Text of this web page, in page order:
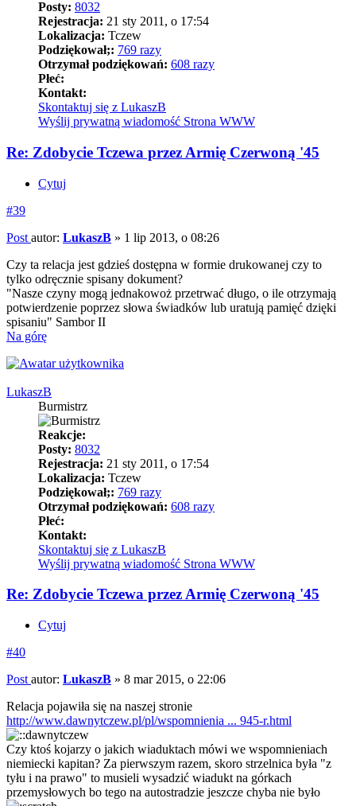
Posty: 8032
Rejestracja: 21 sty 2011, o 17:54
Lokalizacja: Tczew
Podziękował;: 769 razy
Otrzymał podziękowań: 608 razy
Płeć:
Kontakt:
Skontaktuj się z LukaszB
Wyślij prywatną wiadomość Strona WWW
Re: Zdobycie Tczewa przez Armię Czerwoną '45
Cytuj
#39
Post autor: LukaszB » 1 lip 2013, o 08:26
Czy ta relacja jest gdzieś dostępna w formie drukowanej czy to
tylko odręcznie spisany dokument?
"Nasze czyny mogą jednakowoż przetrwać długo, o ile otrzymają
potwierdzenie poprzez słowa świadków lub uratują pamięć dzięki
spisaniu" Sambor II
Na górę
LukaszB
Burmistrz
Reakcje:
Posty: 8032
Rejestracja: 21 sty 2011, o 17:54
Lokalizacja: Tczew
Podziękował;: 769 razy
Otrzymał podziękowań: 608 razy
Płeć:
Kontakt:
Skontaktuj się z LukaszB
Wyślij prywatną wiadomość Strona WWW
Re: Zdobycie Tczewa przez Armię Czerwoną '45
Cytuj
#40
Post autor: LukaszB » 8 mar 2015, o 22:06
Relacja pojawiła się na naszej stronie
http://www.dawnytczew.pl/pl/wspomnienia ... 945-r.html
Czy ktoś kojarzy o jakich wiaduktach mówi we wspomnieniach
niemiecki kapitan? Za pierwszym razem, skoro strzelnica była "z
tyłu i na prawo" to musieli wysadzić wiadukt na górkach
przemysłowych bo tego na autostradzie jeszcze chyba nie było